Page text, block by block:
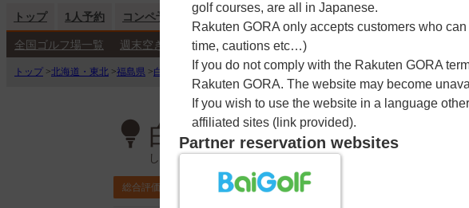
トップ 1人予約 コンペ予約 海外予約 キャンペーン
全国ゴルフ場一覧 週末空き枠検索 平日空き枠検索
トップ >北海道・東北 >福島県 >白河ゴルフ倶楽部>予約カレンダー
白河ゴルフ倶楽部
しらかわごるふくらぶ
総合評価 4.3 ポイント利用可
golf courses, are all in Japanese.
Rakuten GORA only accepts customers who
time, cautions etc…)
If you do not comply with the Rakuten GORA
Rakuten GORA. The website may become
If you wish to use the website in a language
affiliated sites (link provided).
Partner reservation websites